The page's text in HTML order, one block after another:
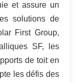
et assure un
solutions de
First Group,
SF, les
de toit en
les défis des